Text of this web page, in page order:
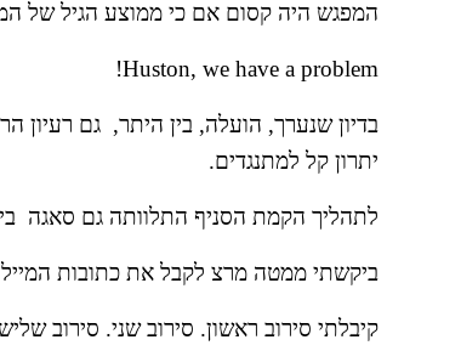
המפגש היה קסום אם כי ממוצע הגיל של
Huston, we have a problem!
יתרון קל למתנגדים.
לתהליך הקמת הסניף התלוותה גם סאגה
ביקשתי ממטה מרצ לקבל את כתובות המייל של 8(!) חברי מרצ האחרונים שעדיין נותרו
קיבלתי סירוב ראשון. סירוב שני. סירוב